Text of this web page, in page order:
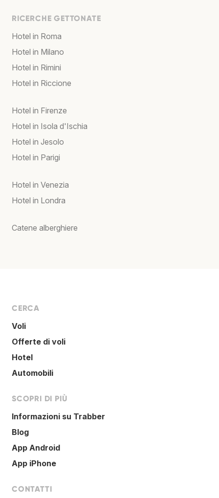
RICERCHE GETTONATE
Hotel in Roma
Hotel in Milano
Hotel in Rimini
Hotel in Riccione
Hotel in Firenze
Hotel in Isola d'Ischia
Hotel in Jesolo
Hotel in Parigi
Hotel in Venezia
Hotel in Londra
Catene alberghiere
CERCA
Voli
Offerte di voli
Hotel
Automobili
SCOPRI DI PIÙ
Informazioni su Trabber
Blog
App Android
App iPhone
CONTATTI